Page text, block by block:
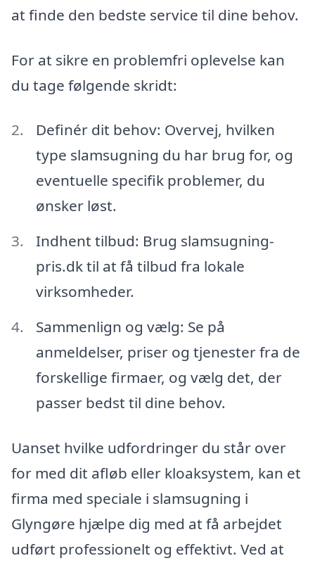
at finde den bedste service til dine behov.
For at sikre en problemfri oplevelse kan
du tage følgende skridt:
Definér dit behov: Overvej, hvilken
type slamsugning du har brug for, og
eventuelle specifik problemer, du
ønsker løst.
Indhent tilbud: Brug slamsugning-
pris.dk til at få tilbud fra lokale
virksomheder.
Sammenlign og vælg: Se på
anmeldelser, priser og tjenester fra de
forskellige firmaer, og vælg det, der
passer bedst til dine behov.
Uanset hvilke udfordringer du står over
for med dit afløb eller kloaksystem, kan et
firma med speciale i slamsugning i
Glyngøre hjælpe dig med at få arbejdet
udført professionelt og effektivt. Ved at